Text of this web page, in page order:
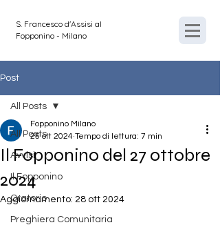
S. Francesco d'Assisi al
Fopponino - Milano
Post
All Posts
Avvisi
Il Fopponino
Oratorio
Preghiera Comunitaria
All Posts
Il Fopponino del 27 ottobre
2024
Fopponino Milano
25 ott 2024 Tempo di lettura: 7 min
Aggiornamento: 28 ott 2024